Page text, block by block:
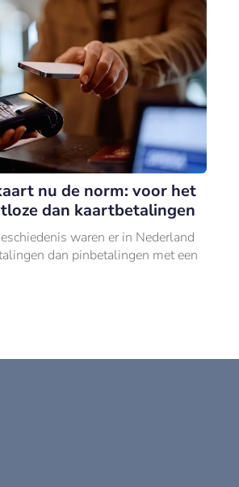
nu de norm: voor het
dan kaartbetalingen
waren er in Nederland
dan pinbetalingen met een